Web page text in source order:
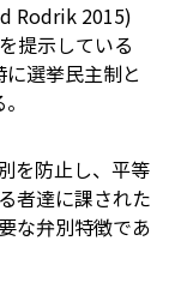
Rodrik 2015)
提示している
選挙民主制と
を防止し、平等
者達に課された
な弁別特徴であ